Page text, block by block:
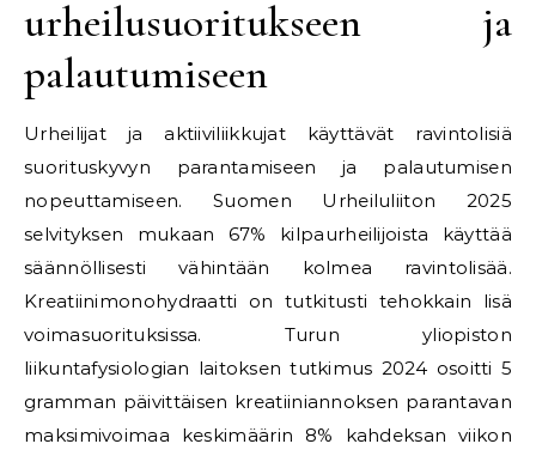
urheilusuoritukseen ja
palautumiseen
Urheilijat ja aktiiviliikkujat käyttävät ravintolisiä
suorituskyvyn parantamiseen ja palautumisen
nopeuttamiseen. Suomen Urheiluliiton 2025
selvityksen mukaan 67% kilpaurheilijoista käyttää
säännöllisesti vähintään kolmea ravintolisää.
Kreatiinimonohydraatti on tutkitusti tehokkain lisä
voimasuorituksissa. Turun yliopiston
liikuntafysiologian laitoksen tutkimus 2024 osoitti 5
gramman päivittäisen kreatiiniannoksen parantavan
maksimivoimaa keskimäärin 8% kahdeksan viikon